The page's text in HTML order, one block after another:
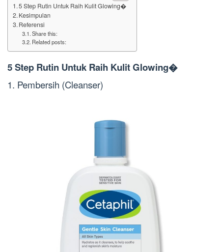
5 Step Rutin Untuk Raih Kulit Glowing�
Kesimpulan
Referensi
Share this:
Related posts:
5 Step Rutin Untuk Raih Kulit Glowing�
1. Pembersih (Cleanser)